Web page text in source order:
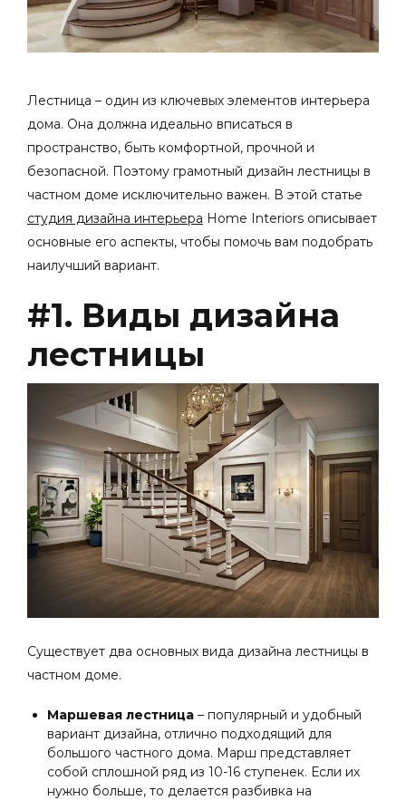
Лестница – один из ключевых элементов интерьера
дома. Она должна идеально вписаться в
пространство, быть комфортной, прочной и
безопасной. Поэтому грамотный дизайн лестницы в
частном доме исключительно важен. В этой статье
студия дизайна интерьера Home Interiors описывает
основные его аспекты, чтобы помочь вам подобрать
наилучший вариант.
#1. Виды дизайна
лестницы
Существует два основных вида дизайна лестницы в
частном доме.
Маршевая лестница – популярный и удобный
вариант дизайна, отлично подходящий для
большого частного дома. Марш представляет
собой сплошной ряд из 10-16 ступенек. Если их
нужно больше, то делается разбивка на